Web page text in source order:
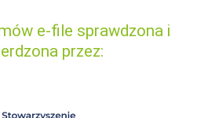
e-file sprawdzona i
przez: